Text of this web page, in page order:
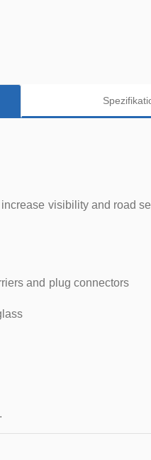
visibility and road
and plug connectors